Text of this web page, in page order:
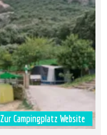
Zur Campingplatz Website